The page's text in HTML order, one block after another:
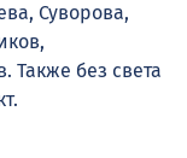
Суворова,
Также без света